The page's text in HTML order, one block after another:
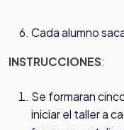
Cada alumno
INSTRUCCIONES:
Se formaran
iniciar el taller a